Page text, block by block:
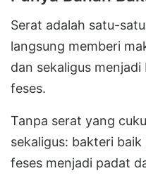
Serat adalah satu-
langsung memberi
dan sekaligus
feses.
Tanpa serat yang
sekaligus: bakteri
feses menjadi padat